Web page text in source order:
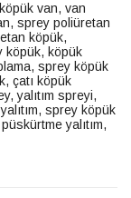
van, van
, sprey poliüretan
köpük,
köpük, köpük
, sprey köpük
, çatı köpük
,yalıtım spreyi,
sprey köpük
püskürtme yalıtım,